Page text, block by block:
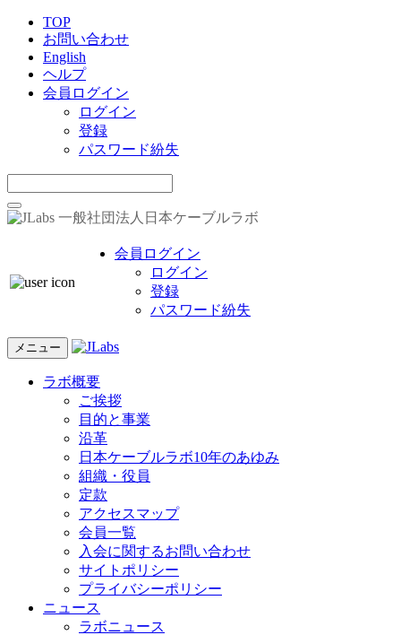
TOP
お問い合わせ
English
ヘルプ
会員ログイン
ログイン
登録
パスワード紛失
一般社団法人日本ケーブルラボ
会員ログイン
ログイン
登録
パスワード紛失
メニュー
ラボ概要
ご挨拶
目的と事業
沿革
日本ケーブルラボ10年のあゆみ
組織・役員
定款
アクセスマップ
会員一覧
入会に関するお問い合わせ
サイトポリシー
プライバシーポリシー
ニュース
ラボニュース